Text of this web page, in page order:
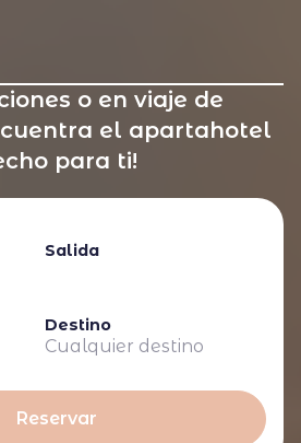
o en viaje de
el apartahotel
para ti!
Destino
Cualquier destino
Salida
Reservar